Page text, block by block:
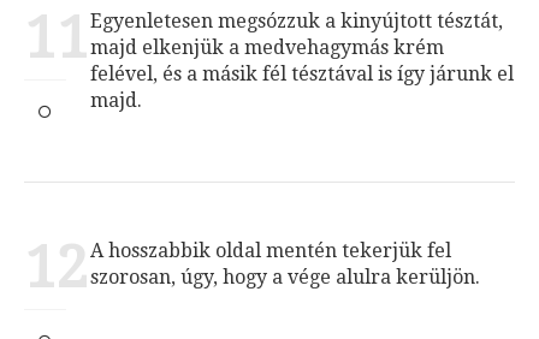
11Egyenletesen megsózzuk a kinyújtott tésztát,
majd elkenjük a medvehagymás krém
felével, és a másik fél tésztával is így járunk el
majd.
12A hosszabbik oldal mentén tekerjük fel
szorosan, úgy, hogy a vége alulra kerüljön.